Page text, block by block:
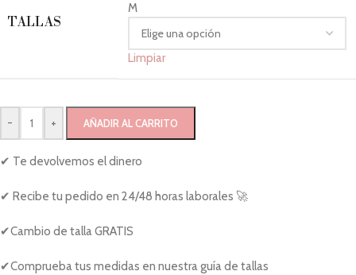
TALLAS
M
Limpiar
- + AÑADIR AL CARRITO
✔ Te devolvemos el dinero
✔ Recibe tu pedido en 24/48 horas laborales 🚀
✔Cambio de talla GRATIS
✔Comprueba tus medidas en nuestra guía de tallas